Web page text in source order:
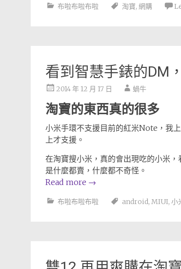
布啦布啦布啦 淘寶, 網購
看到智慧手錶的DM
2014 年 12 月 17 日 蝸牛
淘寶的東西真的很多
小米手環不支援目前的紅米Note，我
上才支援。
在淘寶搜小米，真的會出現吃的小米
是什麼都賣，什麼都不奇怪。
Read more →
布啦布啦布啦 android, MIUI, 小